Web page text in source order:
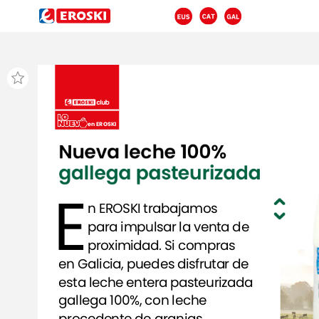
Nueva leche 100%
gallega pasteurizada
E n EROSKItrabajamos
para impulsarlaventade
proximidad. Sicompras
enGalicia, puedesdisfrutarde
esta lecheentera pasteurizada
gallega100%,con leche
enEROSKI